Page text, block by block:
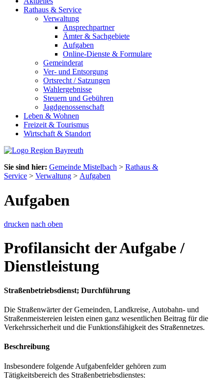
Rathaus & Service
Verwaltung
Ansprechpartner
Ämter & Sachgebiete
Aufgaben
Online-Dienste & Formulare
Gemeinderat
Ver- und Entsorgung
Ortsrecht / Satzungen
Wahlergebnisse
Steuern und Gebühren
Jagdgenossenschaft
Leben & Wohnen
Freizeit & Tourismus
Wirtschaft & Standort
Sie sind hier: Gemeinde Mistelbach > Rathaus &
Service > Verwaltung > Aufgaben
Aufgaben
drucken nach oben
Profilansicht der Aufgabe /
Dienstleistung
Straßenbetriebsdienst; Durchführung
Die Straßenwärter der Gemeinden, Landkreise, Autobahn- und
Straßenmeistereien leisten einen ganz wesentlichen Beitrag für die
Verkehrssicherheit und die Funktionsfähigkeit des Straßennetzes.
Beschreibung
Insbesondere folgende Aufgabenfelder gehören zum
Tätigkeitsbereich des Straßenbetriebsdienstes: